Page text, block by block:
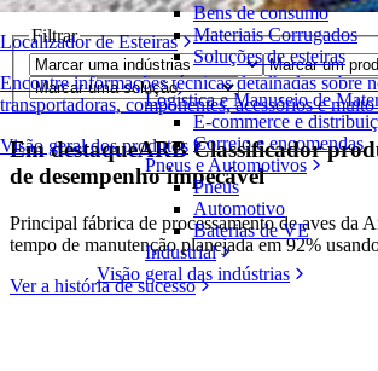
Localizador de Esteiras
Encontre informações técnicas detalhadas sobre
transportadoras, componentes, acessórios e
Visão geral dos produtos
Bens de consumo
Materiais Corrugados
Soluções de esteiras
Logística e Manuseio de
E-commerce e
Correio e encomendas
Pneus e Automotivos
Pneus
Automotivo
Baterias de VE
Industrial
Visão geral das indústrias
Filtrar
Em destaqueARB Classificador
de desempenho impecável
Principal fábrica de processamento de aves da
tempo de manutenção planejada em 92%
Ver a história de sucesso